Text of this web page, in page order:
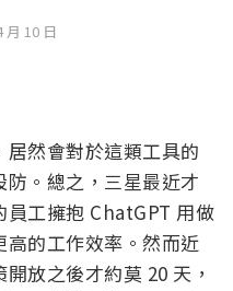
月 10 日
然會對於這類工具的
。總之，三星最近才
工擁抱 ChatGPT 用做
的工作效率。然而近
放之後才約莫 20 天，